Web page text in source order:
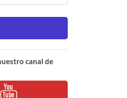
canal de